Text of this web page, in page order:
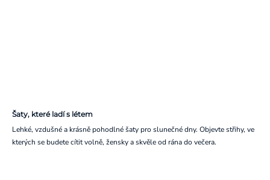
Šaty, které ladí s létem
Lehké, vzdušné a krásně pohodlné šaty pro slunečné dny. Objevte střihy, ve
kterých se budete cítit volně, žensky a skvěle od rána do večera.